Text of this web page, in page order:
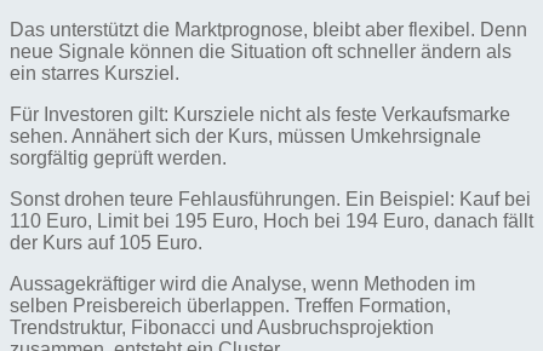
Das unterstützt die Marktprognose, bleibt aber flexibel. Denn
neue Signale können die Situation oft schneller ändern als
ein starres Kursziel.
Für Investoren gilt: Kursziele nicht als feste Verkaufsmarke
sehen. Annähert sich der Kurs, müssen Umkehrsignale
sorgfältig geprüft werden.
Sonst drohen teure Fehlausführungen. Ein Beispiel: Kauf bei
110 Euro, Limit bei 195 Euro, Hoch bei 194 Euro, danach fällt
der Kurs auf 105 Euro.
Aussagekräftiger wird die Analyse, wenn Methoden im
selben Preisbereich überlappen. Treffen Formation,
Trendstruktur, Fibonacci und Ausbruchsprojektion